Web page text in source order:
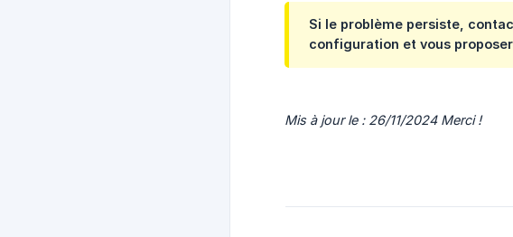
Si le problème persiste,
configuration et vous
Mis à jour le : 26/11/2024 Merci !